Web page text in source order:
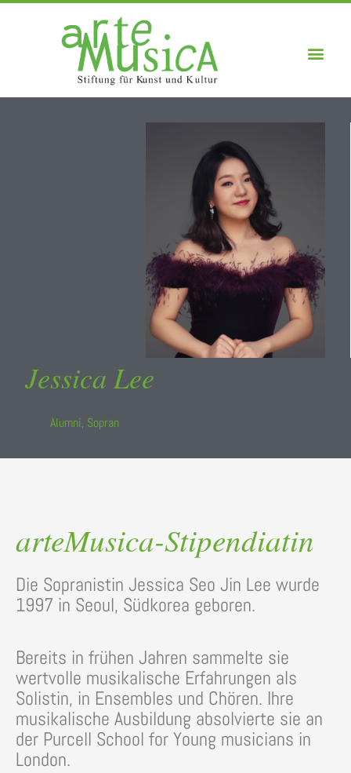
Jessica Lee
Alumni, Sopran
arteMusica-Stipendiatin
Die Sopranistin Jessica Seo Jin Lee wurde
1997 in Seoul, Südkorea geboren.
Bereits in frühen Jahren sammelte sie
wertvolle musikalische Erfahrungen als
Solistin, in Ensembles und Chören. Ihre
musikalische Ausbildung absolvierte sie an
der Purcell School for Young musicians in
London.